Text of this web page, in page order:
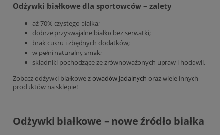
Odżywki białkowe dla sportowców – zalety
aż 70% czystego białka;
dobrze przyswajalne białko bez serwatki;
brak cukru i zbędnych dodatków;
w pełni naturalny smak;
składniki pochodzące ze zrównoważonych upraw i hodowli.
Zobacz odżywki białkowe zowadów jadalnych oraz wiele innych
produktów na sklepie!
Odżywki białkowe – nowe źródło białka